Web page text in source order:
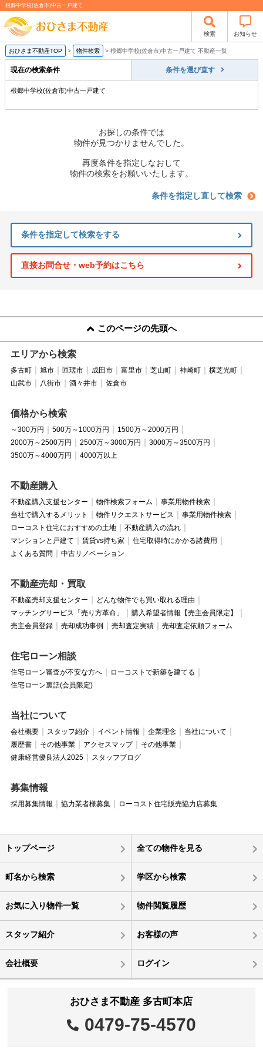
根郷中学校(佐倉市)中古一戸建て
検索 お知らせ
おひさま不動産TOP > 物件検索 > 根郷中学校(佐倉市)中古一戸建て 不動産一覧
現在の検索条件 条件を選び直す
根郷中学校(佐倉市)中古一戸建て
お探しの条件では
物件が見つかりませんでした。
再度条件を指定しなおして
物件の検索をお願いいたします。
条件を指定し直して検索
条件を指定して検索をする
直接お問合せ・web予約はこちら
このページの先頭へ
エリアから検索
多古町 旭市 匝瑳市 成田市 富里市 芝山町 神崎町
横芝光町
山武市
八街市 酒々井市 佐倉市
価格から検索
～300万円 500万～1000万円
1500万～2000万円
2000万～2500万円
2500万～3000万円
3000万～3500万円
3500万～4000万円
4000万以上
不動産購入
不動産購入支援センター 物件検索フォーム
事業用物件検索
当社で購入するメリット
物件リクエストサービス
事業用物件検索
ローコスト住宅におすすめの土地
不動産購入の流れ
マンションと戸建て
賃貸vs持ち家
住宅取得時にかかる諸費用
よくある質問
中古リノベーション
不動産売却・買取
不動産売却支援センター
どんな物件でも買い取れる理由
マッチングサービス「売り方革命」
購入希望者情報【売主会員限定】
売主会員登録
売却成功事例 売却査定実績 売却査定依頼フォーム
住宅ローン相談
住宅ローン審査が不安な方へ
ローコストで新築を建てる
住宅ローン裏話(会員限定)
当社について
会社概要 スタッフ紹介 イベント情報 企業理念
当社について
履歴書
その他事業 アクセスマップ
その他事業
健康経営優良法人2025
スタッフブログ
募集情報
採用募集情報 協力業者様募集 ローコスト住宅販売協力店募集
トップページ 全ての物件を見る
町名から検索 学区から検索
お気に入り物件一覧 物件閲覧履歴
スタッフ紹介 お客様の声
会社概要 ログイン
おひさま不動産 多古町本店
0479-75-4570